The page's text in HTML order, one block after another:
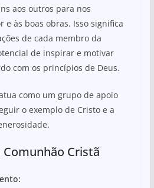
aos outros para nos
e às boas obras. Isso significa
de cada membro da
de inspirar e motivar
com os princípios de Deus.
como um grupo de apoio
o exemplo de Cristo e a
Comunhão Cristã